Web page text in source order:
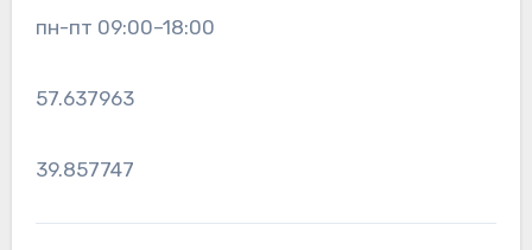
пн-пт 09:00–18:00
57.637963
39.857747